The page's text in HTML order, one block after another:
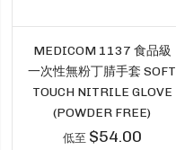
MEDICOM 1137 食品級
一次性無粉丁腈手套 SOFT
TOUCH NITRILE GLOVE
(POWDER FREE)
低至 $54.00